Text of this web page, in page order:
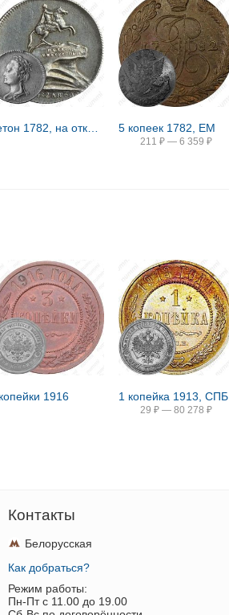
5 копеек 1782, ЕМ
211 ₽ — 6 359 ₽
1916 1 копейка 1913, СПБ
29 ₽ — 80 278 ₽
Контакты
Белорусская
Как добраться?
Режим работы:
Пн-Пт c 11.00 до 19.00